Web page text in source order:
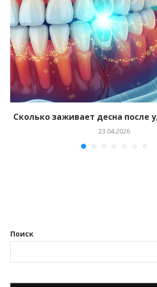
Сколько заживает десна после
23.04.2026
Поиск